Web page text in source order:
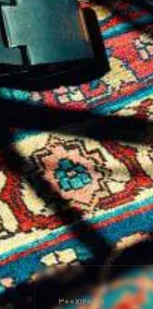
300X120 CM